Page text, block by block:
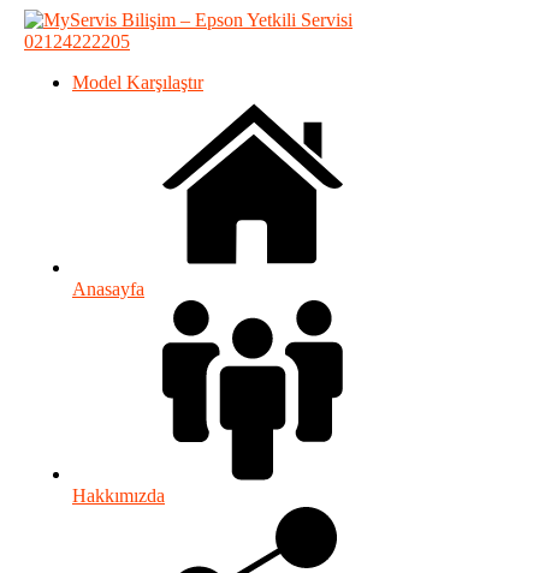
02124222205
Model Karşılaştır
Anasayfa
Hakkımızda